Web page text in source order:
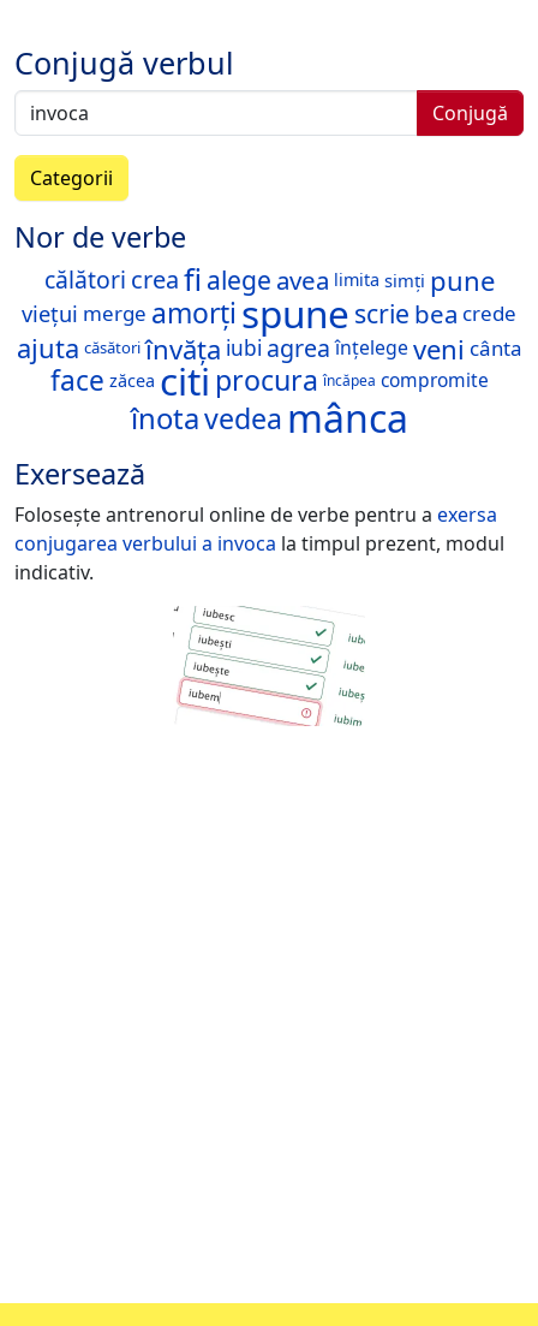
Conjugă verbul
Conjugă
Categorii
Nor de verbe
călători creafi alege avea limita simți pune
viețui merge amorțispune scrie bea crede
ajuta căsători învăța iubi agrea înțelege veni cânta
face zăcea citi procura încăpea compromite
înotavedea mânca
Exersează
Folosește antrenorul online de verbe pentru a exersa
conjugarea verbului a invoca la timpul prezent, modul
indicativ.